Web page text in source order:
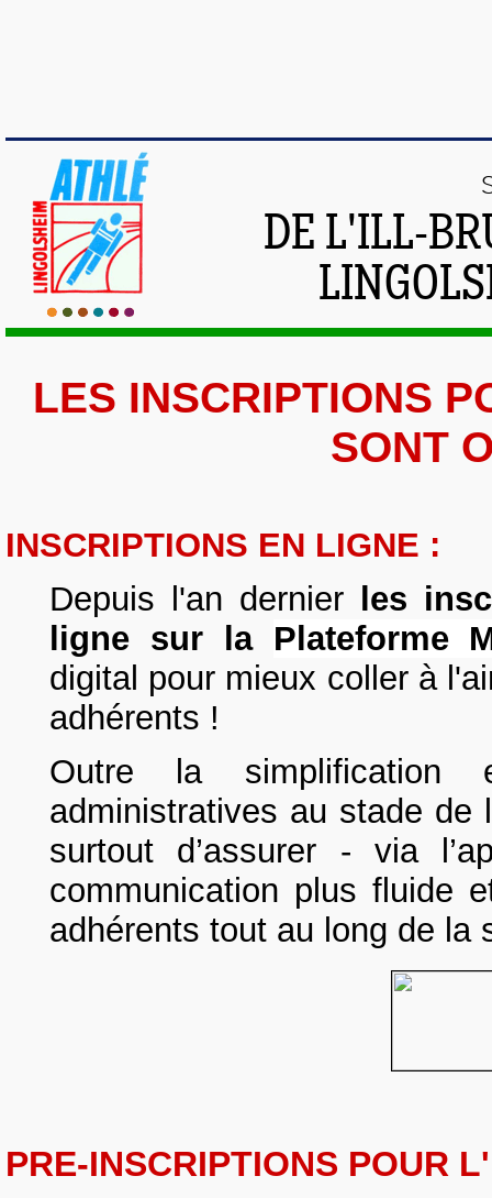
DE L'ILL-
LES INSCRIPTIONS
SONT
INSCRIPTIONS EN LIGNE :
Depuis l'an dernier
les
ligne sur la Plateforme
digital pour mieux coller à
adhérents !
Outre la
administratives au stade de
surtout d’assurer - via
communication plus fluide
adhérents tout au long de la
PRE-INSCRIPTIONS POUR